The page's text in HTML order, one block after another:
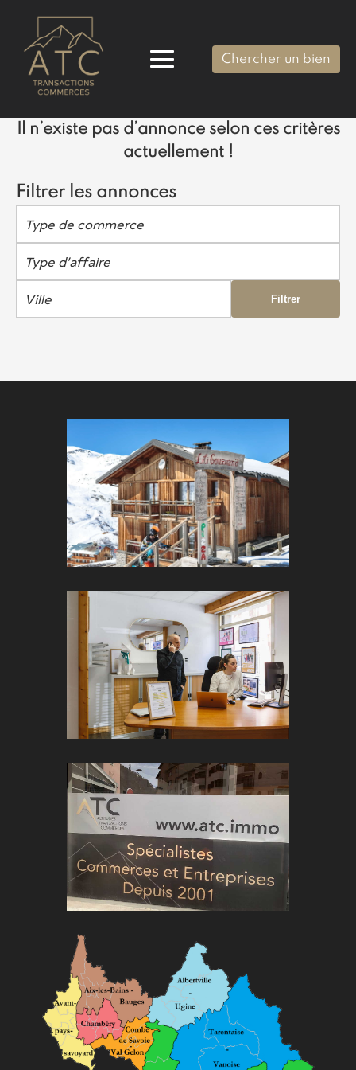
Chercher un bien
Il n’existe pas d’annonce selon ces critères
actuellement !
Filtrer les annonces
Type de commerce
Type d’affaire
Ville Filtrer